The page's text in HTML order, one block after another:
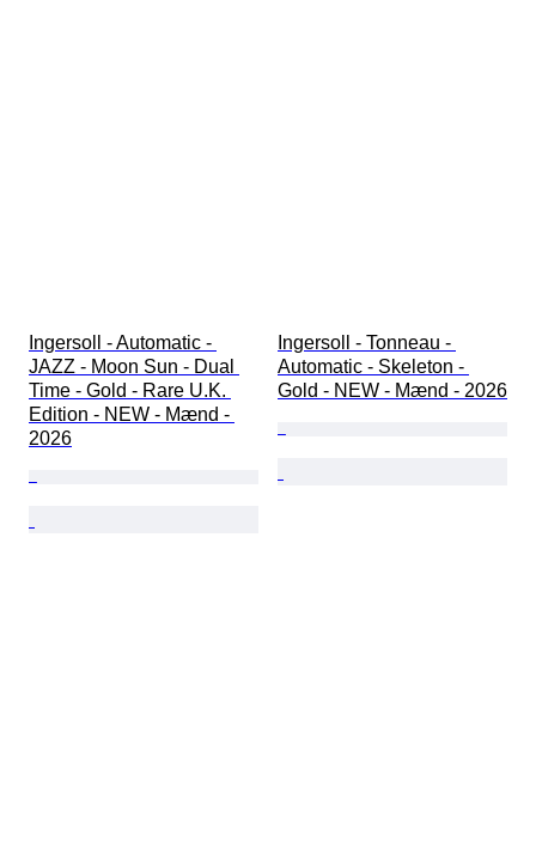
Ingersoll - Automatic -
JAZZ - Moon Sun - Dual
Time - Gold - Rare U.K.
Edition - NEW - Mænd -
2026
Ingersoll - Tonneau -
Automatic - Skeleton -
Gold - NEW - Mænd - 2026